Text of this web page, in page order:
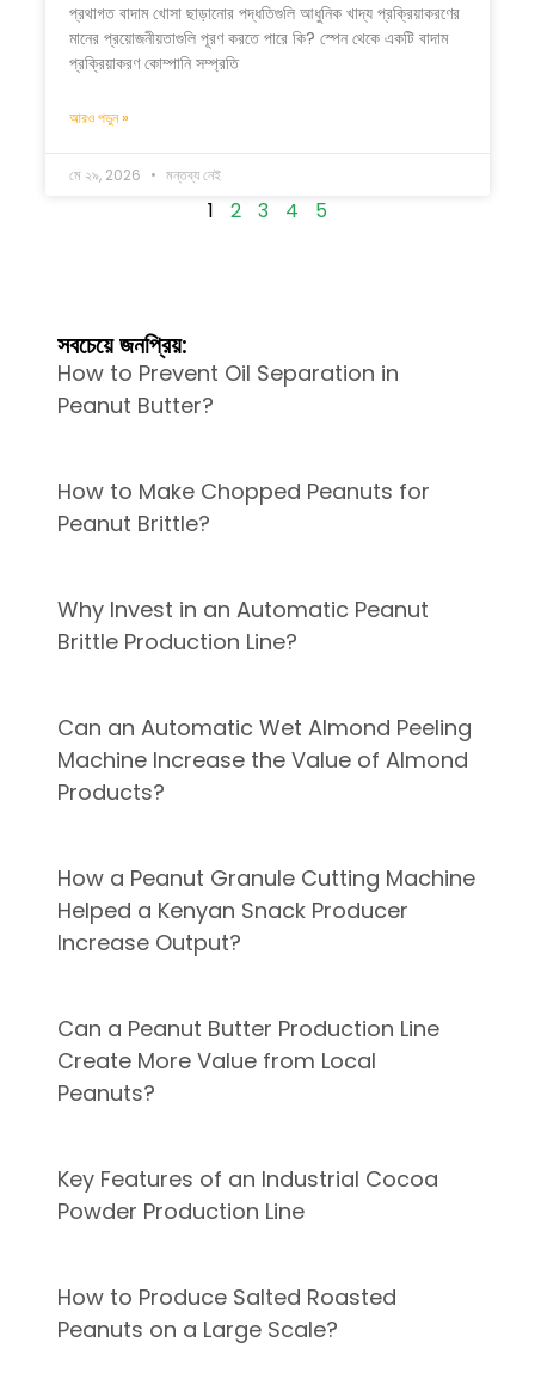
প্রথাগত বাদাম খোসা ছাড়ানোর পদ্ধতিগুলি আধুনিক খাদ্য প্রক্রিয়াকরণের
মানের প্রয়োজনীয়তাগুলি পূরণ করতে পারে কি? স্পেন থেকে একটি বাদাম
প্রক্রিয়াকরণ কোম্পানি সম্প্রতি
আরও পড়ুন »
মে ২৯, 2026 মন্তব্য নেই
1 2 3 4 5
সবচেয়ে জনপ্রিয়:
How to Prevent Oil Separation in
Peanut Butter?
How to Make Chopped Peanuts for
Peanut Brittle?
Why Invest in an Automatic Peanut
Brittle Production Line?
Can an Automatic Wet Almond Peeling
Machine Increase the Value of Almond
Products?
How a Peanut Granule Cutting Machine
Helped a Kenyan Snack Producer
Increase Output?
Can a Peanut Butter Production Line
Create More Value from Local
Peanuts?
Key Features of an Industrial Cocoa
Powder Production Line
How to Produce Salted Roasted
Peanuts on a Large Scale?